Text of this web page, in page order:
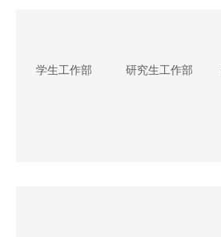
学生工作部 研究生工作部